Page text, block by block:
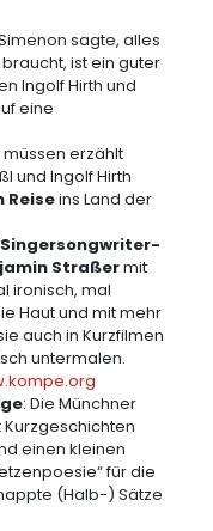
sagte, alles
ist ein guter
Ingolf Hirth und
eine
müssen erzählt
und Ingolf Hirth
Reiseins Land der
Straßermit
ironisch, mal
Haut und mit mehr
auch in Kurzfilmen
untermalen.
: Die Münchner
Kurzgeschichten
einen kleinen
für die
(Halb-) Sätze